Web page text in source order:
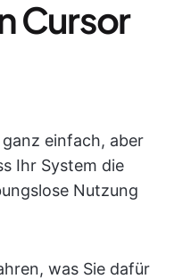
Cursor
einfach, aber
Ihr System die
Nutzung
was Sie dafür